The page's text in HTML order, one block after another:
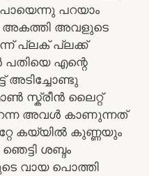
പറയാം
അവളുടെ
പ്ലക് പ്ലക്ക്
എന്റെ
അടിച്ചോണ്ടു
സ്ക്രീൻ ലൈറ്റ്
അവൾ കാണുന്നത്
കയ്യിൽ കുണ്ണയും
ശബ്ദം
വായ പൊത്തി